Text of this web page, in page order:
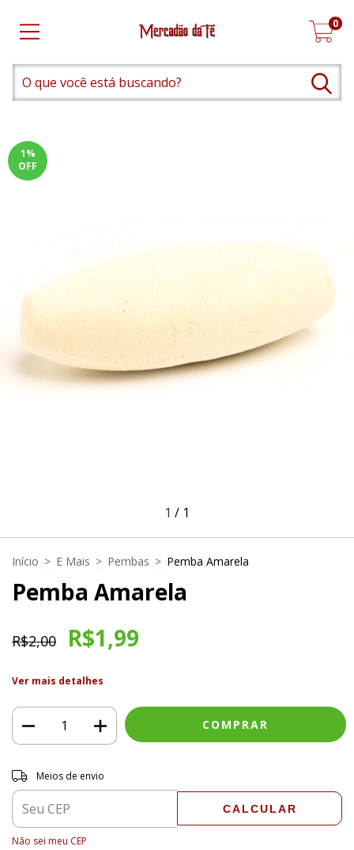
0
1%
OFF
1 / 1
Início > E Mais > Pembas > Pemba Amarela
Pemba Amarela
R$2,00 R$1,99
Ver mais detalhes
Entregas para o CEP:
Meios de envio
CALCULAR
Não sei meu CEP